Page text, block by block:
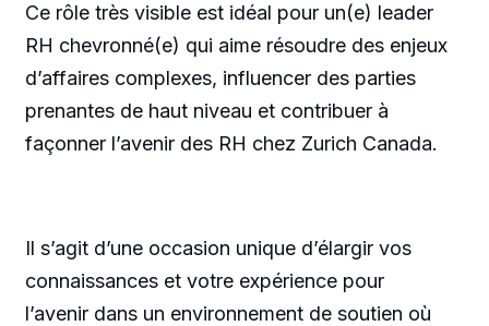
Ce rôle très visible est idéal pour un(e) leader
RH chevronné(e) qui aime résoudre des enjeux
d’affaires complexes, influencer des parties
prenantes de haut niveau et contribuer à
façonner l’avenir des RH chez Zurich Canada.
Il s’agit d’une occasion unique d’élargir vos
connaissances et votre expérience pour
l’avenir dans un environnement de soutien où